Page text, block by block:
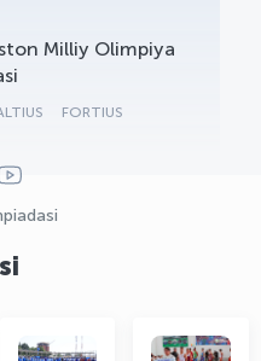
Milliy Olimpiya
FORTIUS